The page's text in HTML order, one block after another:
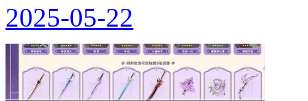
2025-05-22